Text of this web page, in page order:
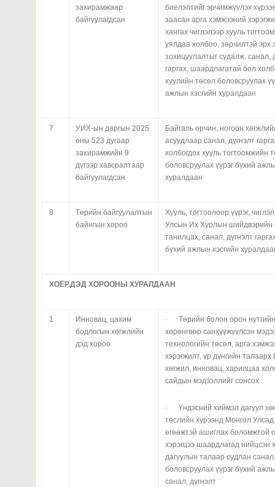
захирамжаар
байгуулагдсан
биелэлтийг эрчимжүүлэх
заасан арга хэмжээний
хангах чиглэлээр хууль
уялдаа холбоо, зөрчилтэй эрх
зохицуулалтыг судалж, санал,
гаргах, шаардлагатай бол
хуулийн төсөл боловсруулах
ажлын хэсгийн хуралдаан
7
УИХ-ын даргын 2025
оны 523 дугаар
захирамжийн 9
дүгээр хавсралтаар
байгуулагдсан
Байгаль орчин, ногоон
асуудлаар санал, дүгнэлт
холбогдох хууль тогтоомжийн
боловсруулах үүрэг бүхий
хуралдаан
8
Төрийн байгуулалтын
байнгын хороо
Хууль, тогтоолоор үүрэг,
Улсын Их Хурлын шийдвэрийн
танилцах, санал, дүгнэлт
бүхий ажлын хэсгийн
ХОЁР.ДЭД ХОРООНЫ ХУРАЛДААН
1
Инновац, цахим
бодлогын хөгжлийн
дэд хороо
· Төрийн болон орон
хөрөнгөөр санхүүжүүлсэн
технологийн төсөл, арга
хэрэгжилт, үр дүнгийн
хөгжил, инновац, харилцаа
сайдын мэдээллийг сонсох
· Үндэсний хиймэл дагуул
төслийн хүрээнд Монгол Улсад
өгөөжтэй ашиглах боломжтой
хэрэгцээ шаардлагад нийцсэн
дагуулын талаар судлан
боловсруулах үүрэг бүхий
санал, дүгнэлт